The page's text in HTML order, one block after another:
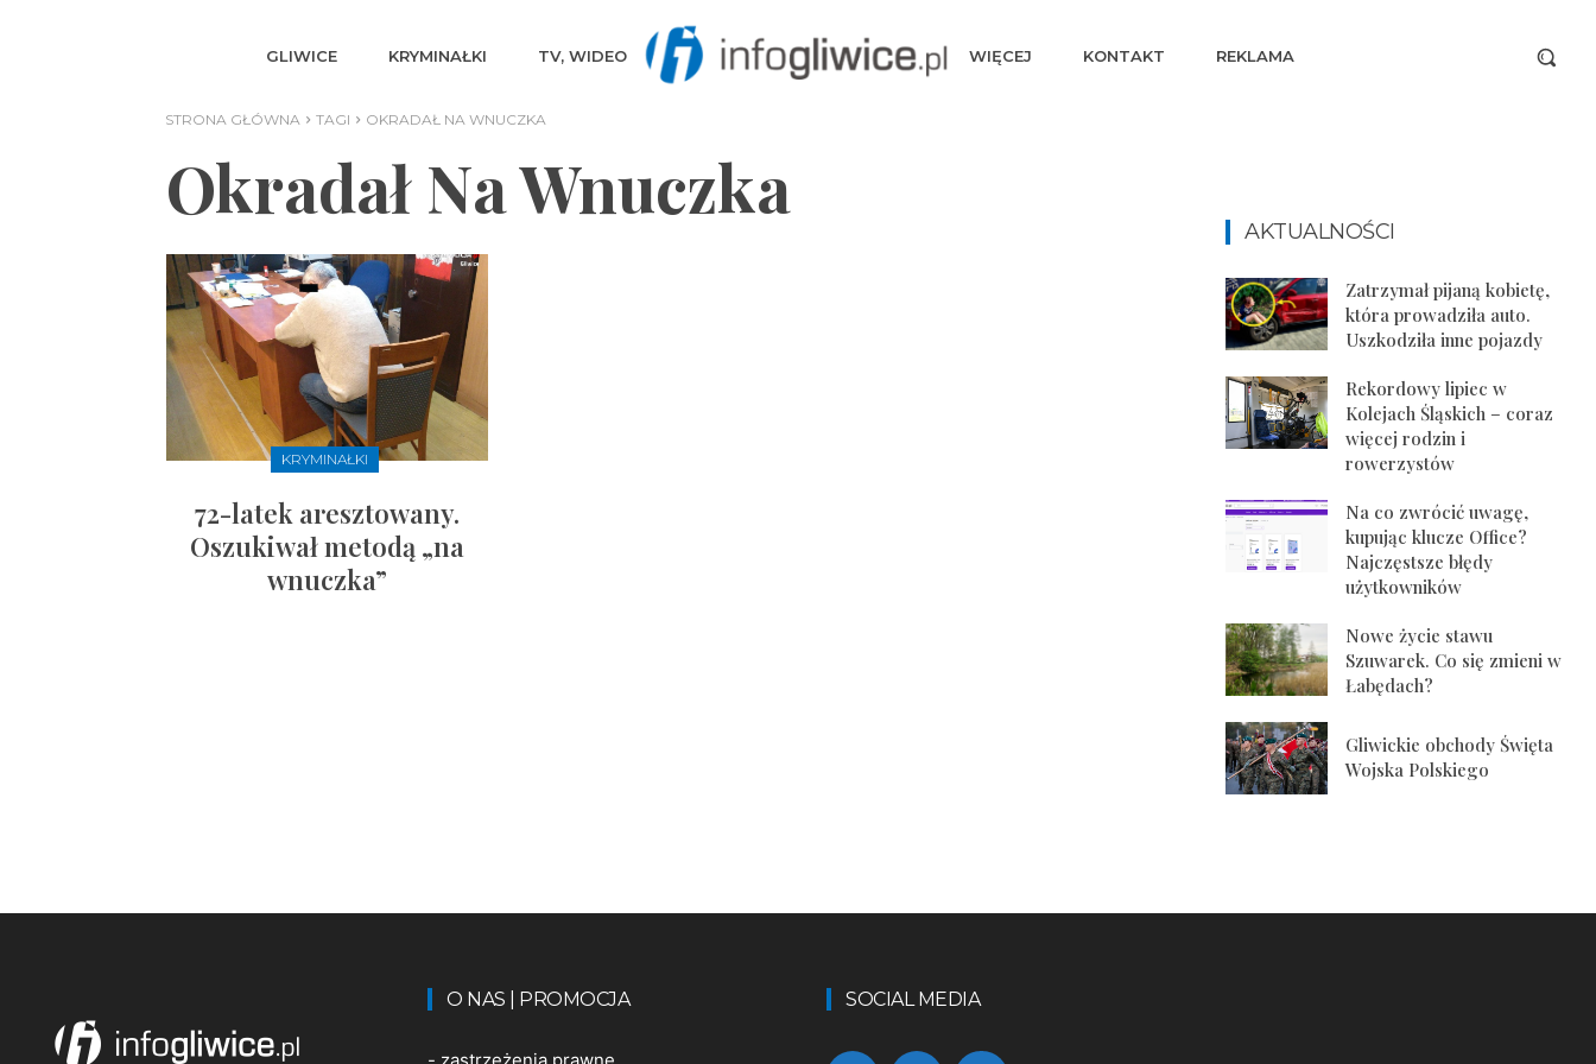
GLIWICE KRYMINAŁKI TV, WIDEO WIĘCEJ KONTAKT REKLAMA
STRONA GŁÓWNA TAGI OKRADAŁ NA WNUCZKA
Okradał Na Wnuczka
KRYMINAŁKI
72-latek aresztowany.
Oszukiwał metodą „na
wnuczka”
AKTUALNOŚCI
Zatrzymał pijaną kobietę,
która prowadziła auto.
Uszkodziła inne pojazdy
Rekordowy lipiec w
Kolejach Śląskich – coraz
więcej rodzin i
rowerzystów
Na co zwrócić uwagę,
kupując klucze Office?
Najczęstsze błędy
użytkowników
Nowe życie stawu
Szuwarek. Co się zmieni w
Łabędach?
Gliwickie obchody Święta
Wojska Polskiego
O NAS | PROMOCJA
- zastrzeżenia prawne
SOCIAL MEDIA